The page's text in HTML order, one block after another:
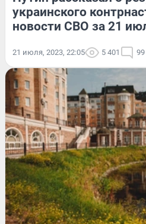
украинского
новости СВО за 21
21 июля, 2023, 22:05 5 401 99